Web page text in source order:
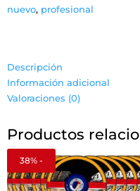
nuevo, profesional
Descripción
Información adicional
Valoraciones (0)
Productos
38% -